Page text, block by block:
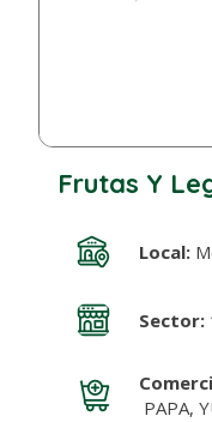
Frutas Y
Local:
Sector:
PAPA,